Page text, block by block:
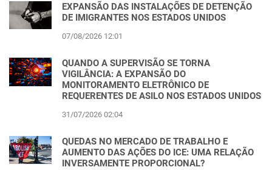
EXPANSÃO DAS INSTALAÇÕES DE DETENÇÃO
DE IMIGRANTES NOS ESTADOS UNIDOS
07/08/2026 12:01
QUANDO A SUPERVISÃO SE TORNA
VIGILÂNCIA: A EXPANSÃO DO
MONITORAMENTO ELETRÔNICO DE
REQUERENTES DE ASILO NOS ESTADOS UNIDOS
31/07/2026 02:04
QUEDAS NO MERCADO DE TRABALHO E
AUMENTO DAS AÇÕES DO ICE: UMA RELAÇÃO
INVERSAMENTE PROPORCIONAL?